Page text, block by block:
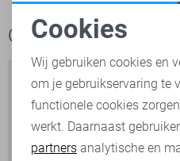
Ook het bekijken
Noodzakelijke cookies
Personalisatie cookies
Analytische cookies
Cookies
Wij gebruiken cookies en
om je gebruikservaring te
functionele cookies
werkt. Daarnaast
partners analytische en